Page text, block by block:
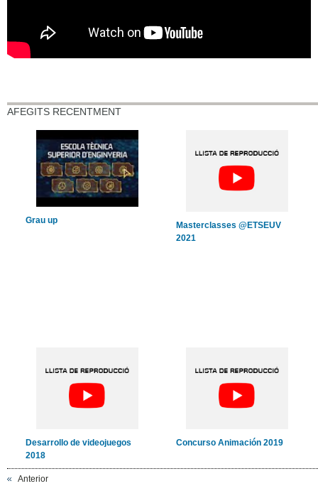
AFEGITS RECENTMENT
Grau up
Masterclasses @ETSEUV
2021
Desarrollo de videojuegos
2018
Concurso Animación 2019
Anterior